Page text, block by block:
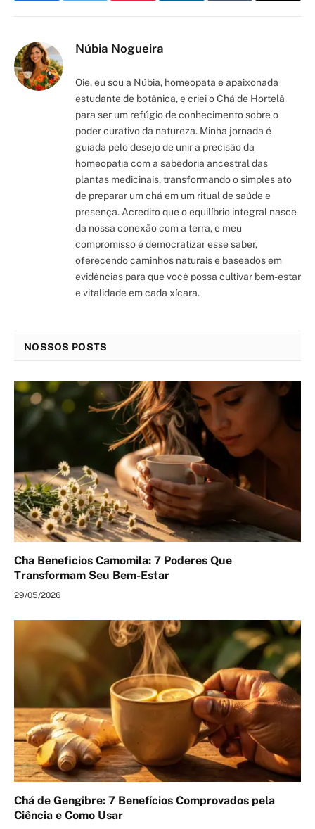
Núbia Nogueira
Oie, eu sou a Núbia, homeopata e apaixonada
estudante de botânica, e criei o Chá de Hortelã
para ser um refúgio de conhecimento sobre o
poder curativo da natureza. Minha jornada é
guiada pelo desejo de unir a precisão da
homeopatia com a sabedoria ancestral das
plantas medicinais, transformando o simples ato
de preparar um chá em um ritual de saúde e
presença. Acredito que o equilíbrio integral nasce
da nossa conexão com a terra, e meu
compromisso é democratizar esse saber,
oferecendo caminhos naturais e baseados em
evidências para que você possa cultivar bem-estar
e vitalidade em cada xícara.
NOSSOS POSTS
Cha Beneficios Camomila: 7 Poderes Que
Transformam Seu Bem-Estar
29/05/2026
Chá de Gengibre: 7 Benefícios Comprovados pela
Ciência e Como Usar